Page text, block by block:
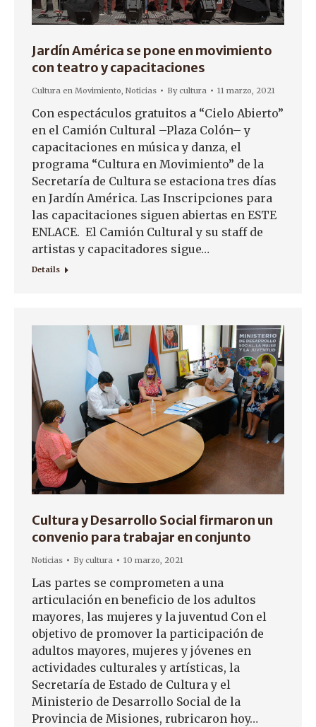
Jardín América se pone en movimiento
con teatro y capacitaciones
Cultura en Movimiento, Noticias Bycultura 11 marzo, 2021
Con espectáculos gratuitos a “Cielo Abierto”
en el Camión Cultural –Plaza Colón– y
capacitaciones en música y danza, el
programa “Cultura en Movimiento” de la
Secretaría de Cultura se estaciona tres días
en Jardín América. Las Inscripciones para
las capacitaciones siguen abiertas en ESTE
ENLACE. El Camión Cultural y su staff de
artistas y capacitadores sigue…
Details
Cultura y Desarrollo Social firmaron un
convenio para trabajar en conjunto
Noticias Bycultura 10 marzo, 2021
Las partes se comprometen a una
articulación en beneficio de los adultos
mayores, las mujeres y la juventud Con el
objetivo de promover la participación de
adultos mayores, mujeres y jóvenes en
actividades culturales y artísticas, la
Secretaría de Estado de Cultura y el
Ministerio de Desarrollo Social de la
Provincia de Misiones, rubricaron hoy…